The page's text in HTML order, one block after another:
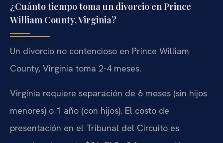
¿Cuánto tiempo toma un divorcio en Prince
William County, Virginia?
Un divorcio no contencioso en Prince William
County, Virginia toma 2-4 meses.
Virginia requiere separación de 6 meses (sin hijos
menores) o 1 año (con hijos). El costo de
presentación en el Tribunal del Circuito es